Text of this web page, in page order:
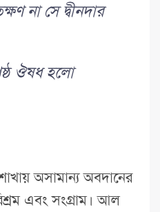
না সে দ্বীনদার
ঔষধ হলো
অসামান্য অবদানের
এবং সংগ্রাম। আল